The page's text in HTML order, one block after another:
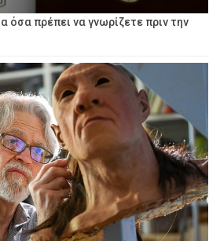
όσα πρέπει να γνωρίζετε πριν την